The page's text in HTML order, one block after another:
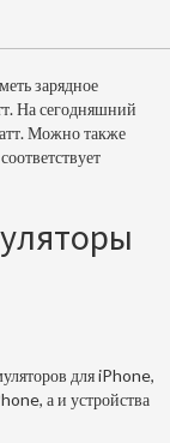
зарядное
На сегодняшний
Можно также
для iPhone,
а и устройства